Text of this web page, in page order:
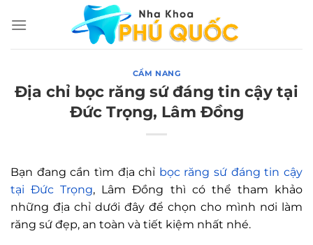
đến
CẨM NANG
Địa chỉ bọc răng sứ đáng tin cậy tại
Đức Trọng, Lâm Đồng
Bạn đang cần tìm địa chỉ bọc răng sứ đáng tin cậy
tại Đức Trọng, Lâm Đồng thì có thể tham khảo
những địa chỉ dưới đây để chọn cho mình nơi làm
răng sứ đẹp, an toàn và tiết kiệm nhất nhé.